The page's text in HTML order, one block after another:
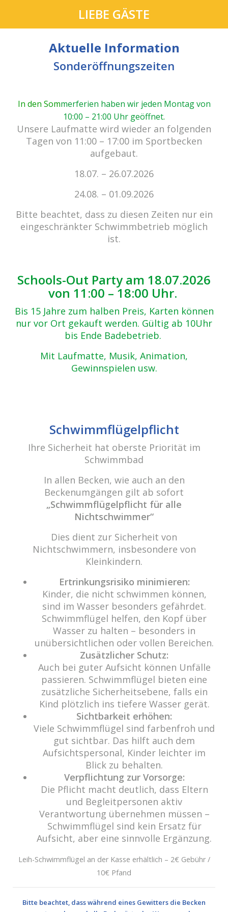
zu den E-Tickets
Sommerbühne 2021
LIEBE GÄSTE
Aktuelle Information
Sonderöffnungszeiten
In den Sommerferien haben wir jeden Montag von
10:00 – 21:00 Uhr geöffnet.
Unsere Laufmatte wird wieder an folgenden
Tagen von 11:00 – 17:00 im Sportbecken
aufgebaut.
18.07. – 26.07.2026
24.08. – 01.09.2026
Bitte beachtet, dass zu diesen Zeiten nur ein
eingeschränkter Schwimmbetrieb möglich
ist.
Schools-Out Party am 18.07.2026
von 11:00 – 18:00 Uhr.
Bis 15 Jahre zum halben Preis, Karten können
nur vor Ort gekauft werden. Gültig ab 10Uhr
bis Ende Badebetrieb.
Mit Laufmatte, Musik, Animation,
Gewinnspielen usw.
Schwimmflügelpflicht
Ihre Sicherheit hat oberste Priorität im
Schwimmbad
In allen Becken, wie auch an den
Beckenumgängen gilt ab sofort
„Schwimmflügelpflicht für alle
Nichtschwimmer“
Dies dient zur Sicherheit von
Nichtschwimmern, insbesondere von
Kleinkindern.
Ertrinkungsrisiko minimieren:
Kinder, die nicht schwimmen können,
sind im Wasser besonders gefährdet.
Schwimmflügel helfen, den Kopf über
Wasser zu halten – besonders in
unübersichtlichen oder vollen Bereichen.
Zusätzlicher Schutz:
Auch bei guter Aufsicht können Unfälle
passieren. Schwimmflügel bieten eine
zusätzliche Sicherheitsebene, falls ein
Kind plötzlich ins tiefere Wasser gerät.
Sichtbarkeit erhöhen:
Viele Schwimmflügel sind farbenfroh und
gut sichtbar. Das hilft auch dem
Aufsichtspersonal, Kinder leichter im
Blick zu behalten.
Verpflichtung zur Vorsorge:
Die Pflicht macht deutlich, dass Eltern
und Begleitpersonen aktiv
Verantwortung übernehmen müssen –
Schwimmflügel sind kein Ersatz für
Aufsicht, aber eine sinnvolle Ergänzung.
Leih-Schwimmflügel an der Kasse erhältlich – 2€ Gebühr /
10€ Pfand
Bitte beachtet, dass während eines Gewitters die Becken